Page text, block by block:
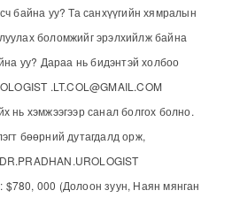
байна уу? Та санхүүгийн хямралын
боломжийг эрэлхийлж байна
уу? Дараа нь бидэнтэй холбоо
.LT.COL@GMAIL.COM
нь хэмжээгээр санал болгох болно.
бөөрний дутагдалд орж,
$780, 000 (Долоон зуун, Наян мянган